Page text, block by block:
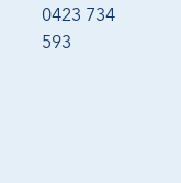
0423 734
593